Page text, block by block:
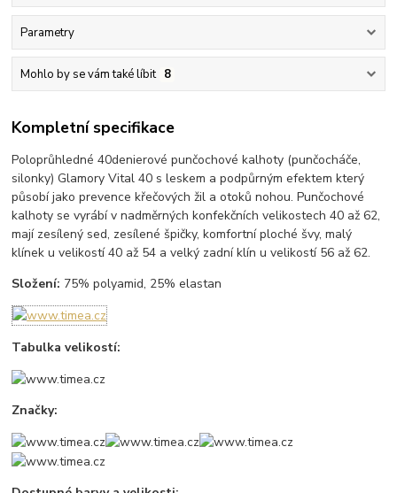
Parametry
Mohlo by se vám také líbit 8
Kompletní specifikace
Poloprůhledné 40denierové punčochové kalhoty (punčocháče,
silonky) Glamory Vital 40 s leskem a podpůrným efektem který
působí jako prevence křečových žil a otoků nohou. Punčochové
kalhoty se vyrábí v nadměrných konfekčních velikostech 40 až 62,
mají zesílený sed, zesílené špičky, komfortní ploché švy, malý
klínek u velikostí 40 až 54 a velký zadní klín u velikostí 56 až 62.
Složení: 75% polyamid, 25% elastan
Tabulka velikostí:
Značky: